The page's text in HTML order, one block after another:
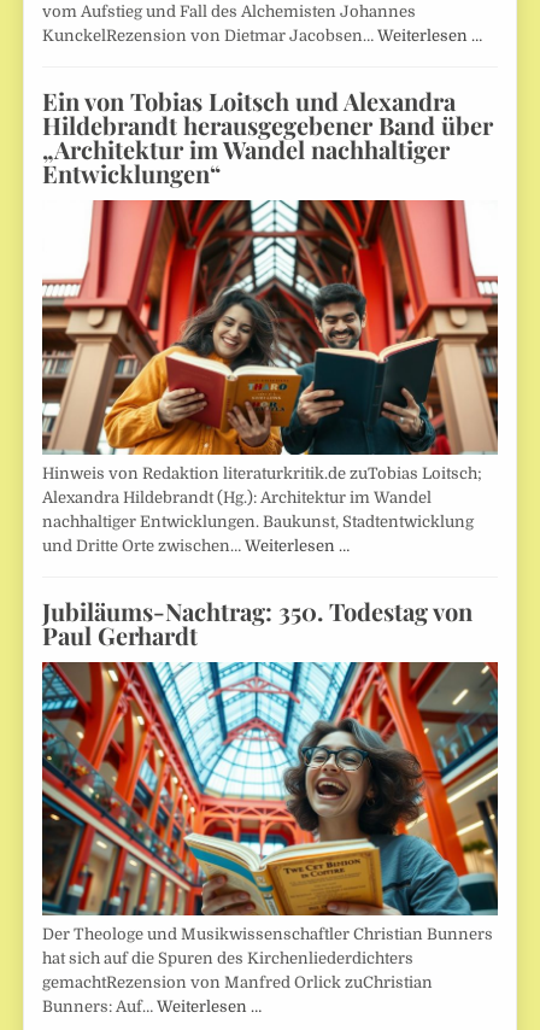
vom Aufstieg und Fall des Alchemisten Johannes
KunckelRezension von Dietmar Jacobsen…Weiterlesen …
Ein von Tobias Loitsch und Alexandra
Hildebrandt herausgegebener Band über
„Architektur im Wandel nachhaltiger
Entwicklungen“
Hinweis von Redaktion literaturkritik.de zuTobias Loitsch;
Alexandra Hildebrandt (Hg.): Architektur im Wandel
nachhaltiger Entwicklungen. Baukunst, Stadtentwicklung
und Dritte Orte zwischen…Weiterlesen …
Jubiläums-Nachtrag: 350. Todestag von
Paul Gerhardt
Der Theologe und Musikwissenschaftler Christian Bunners
hat sich auf die Spuren des Kirchenliederdichters
gemachtRezension von Manfred Orlick zuChristian
Bunners: Auf…Weiterlesen …